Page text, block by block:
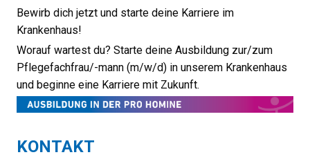
Bewirb dich jetzt und starte deine Karriere im
Krankenhaus!
Worauf wartest du? Starte deine Ausbildung zur/zum
Pflegefachfrau/-mann (m/w/d) in unserem Krankenhaus
und beginne eine Karriere mit Zukunft.
KONTAKT